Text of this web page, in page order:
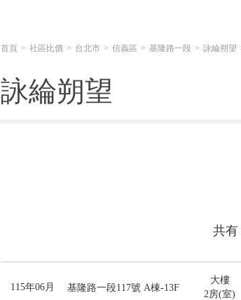
首頁 社區比價 台北市 信義區 基隆路一段 詠綸朔望
詠綸朔望
共有
115年06月 基隆路一段117號 A棟-13F
大樓
2房(室)